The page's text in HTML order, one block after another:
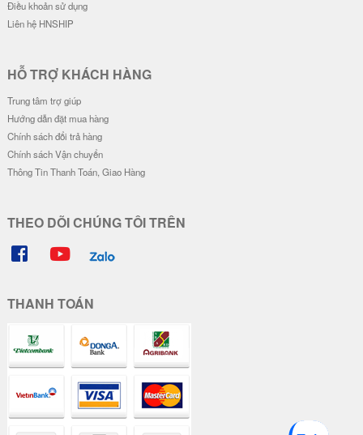
Ốp Lưng Lông Vũ Phản Quang -
38.000 đ
Đơn giá
34.000 đ
5-19
32.000 đ
20-49
30.000 đ
50-100
Ốp Lưng Lông Vũ Phản Quang -
Mẫu Nơ Nổi
34.000 đ
Đơn giá
Số lượng
30.000 đ
5-19
5-19